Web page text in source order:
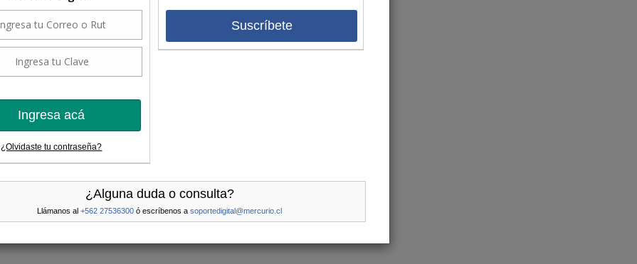
Ingresa acá
¿Olvidaste tu contraseña?
Suscríbete
¿Alguna duda o consulta?
Llámanos al +562 27536300 ó escríbenos a soportedigital@mercurio.cl